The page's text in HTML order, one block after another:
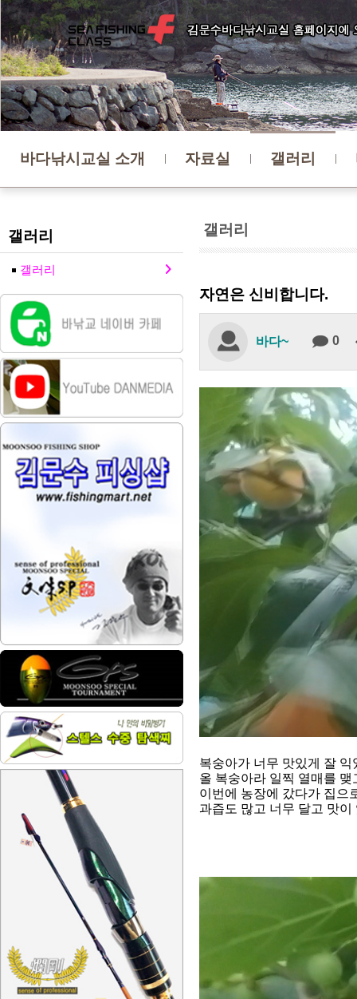
바다낚시교실 소개 자료실 갤러리
갤러리
갤러리
갤러리
자연은 신비합니다.
바다~ 0
복숭아가 너무 맛있게 잘 익
올 복숭아라 일찍 열매를
이번에 농장에 갔다가 집으
과즙도 많고 너무 달고 맛이